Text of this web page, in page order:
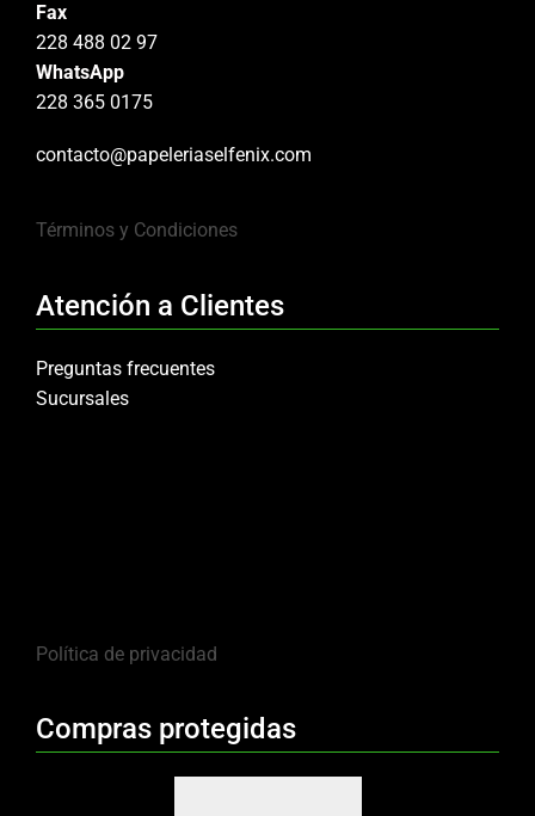
Fax
228 488 02 97
WhatsApp
228 365 0175
contacto@papeleriaselfenix.com
Términos y Condiciones
Atención a Clientes
Preguntas frecuentes
Sucursales
Política de privacidad
Compras protegidas